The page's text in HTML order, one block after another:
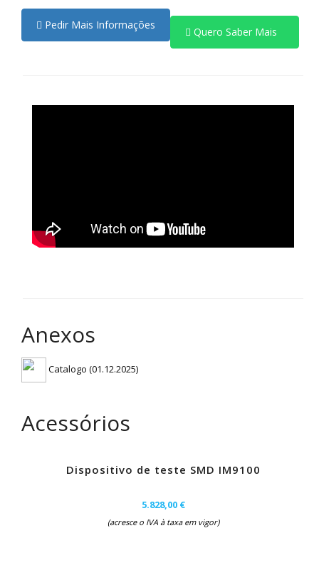
Pedir Mais Informações
Quero Saber Mais
Anexos
Catalogo (01.12.2025)
Acessórios
Dispositivo de teste SMD IM9100
5.828,00 €
(acresce o IVA à taxa em vigor)